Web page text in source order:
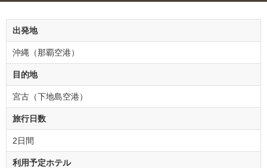
出発地
沖縄（那覇空港）
目的地
宮古（下地島空港）
旅行日数
2日間
利用予定ホテル